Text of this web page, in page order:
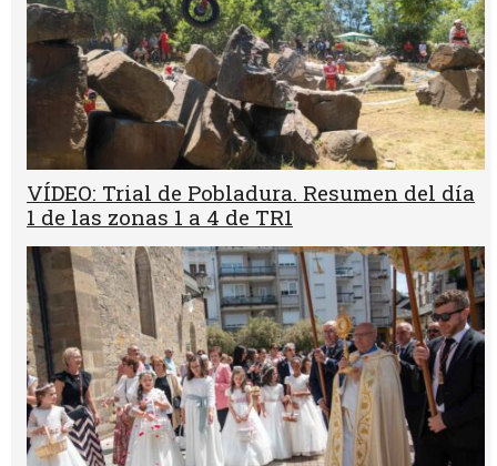
VÍDEO: Trial de Pobladura. Resumen del día
1 de las zonas 1 a 4 de TR1